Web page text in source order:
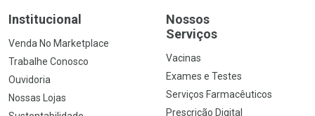
Institucional
Venda No Marketplace
Trabalhe Conosco
Ouvidoria
Nossas Lojas
Nossos
Serviços
Vacinas
Exames e Testes
Serviços Farmacêuticos
Prescrição Digital